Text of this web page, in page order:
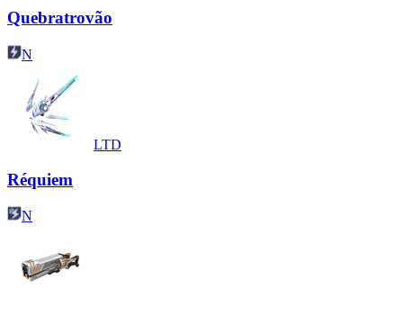
Quebratrovão
N
LTD
Réquiem
N